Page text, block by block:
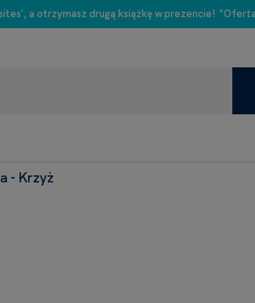
a otrzymasz drugą książkę w prezencie!
- Krzyż